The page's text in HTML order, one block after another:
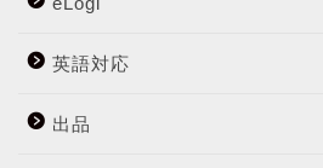
英語対応
出品